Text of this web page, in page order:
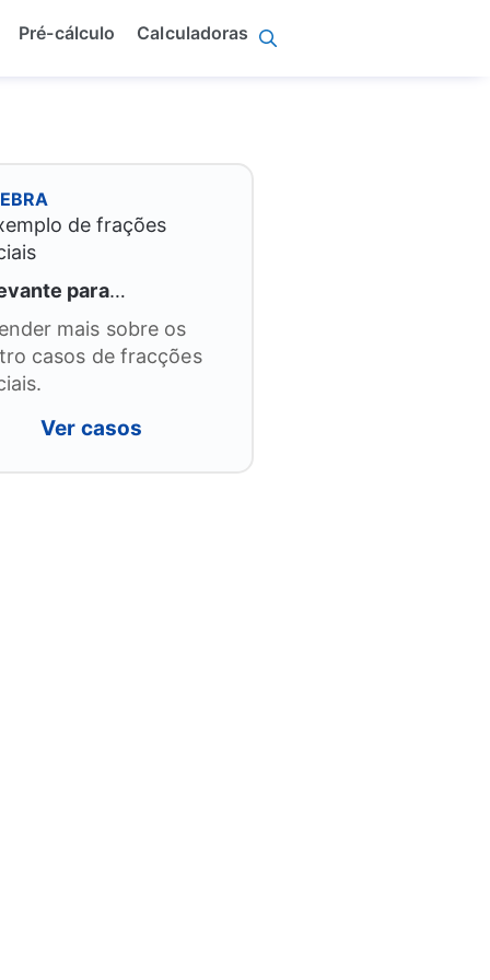
Pré-cálculo Calculadoras
para…
mais sobre os
casos de fracções
Ver casos